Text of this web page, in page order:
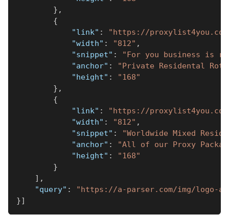
} ,
{
"link" :
"https://
"width" : "812" ,
"snippet" :
"For you business is
"anchor" :
"Private Residental
"height" :
"168"
} ,
{
"link" :
"https://
"width" : "812" ,
"snippet" :
"Worldwide Mixed
"anchor" :
"All of our Proxy
"height" :
"168"
}
] ,
"query" :
"https://a-parser.com/img/logo-
}]